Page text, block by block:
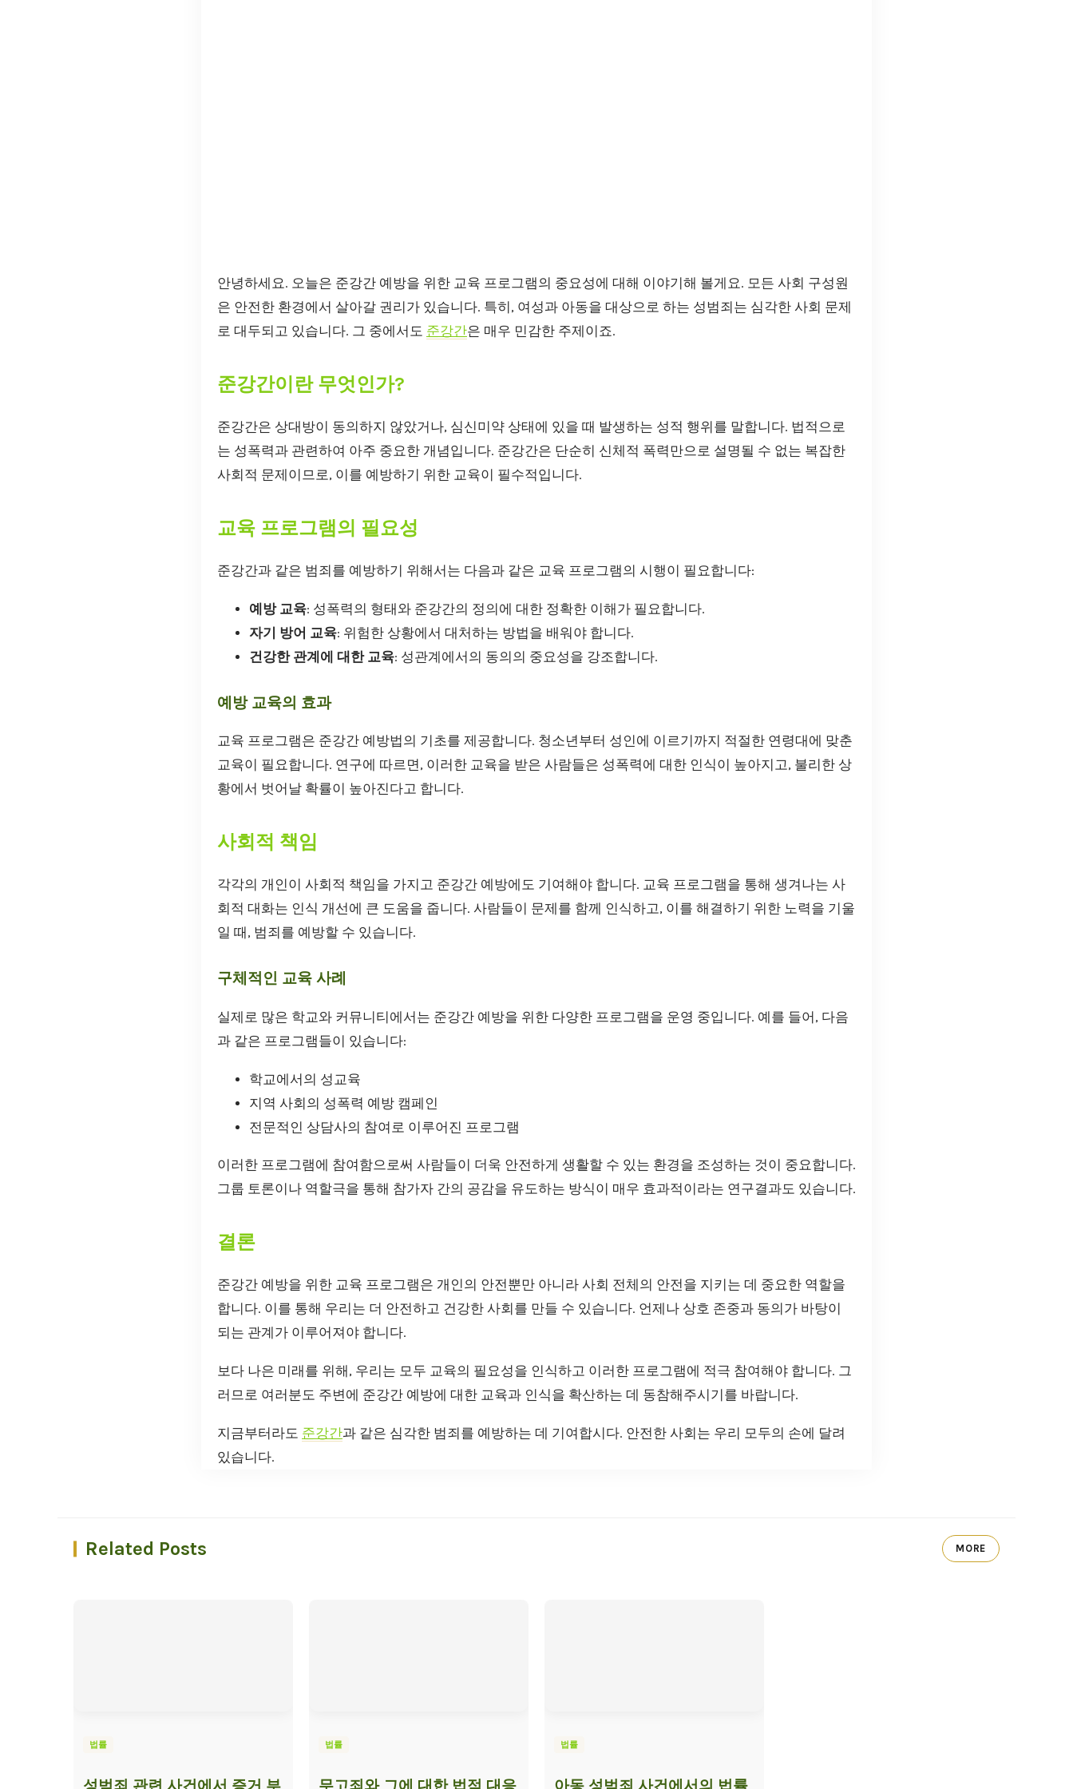
안녕하세요. 오늘은 준강간 예방을 위한 교육 프로그램의 중요성에 대해 이야기해 볼게요. 모든 사회 구성원
은 안전한 환경에서 살아갈 권리가 있습니다. 특히, 여성과 아동을 대상으로 하는 성범죄는 심각한 사회 문제
로 대두되고 있습니다. 그 중에서도 준강간은 매우 민감한 주제이죠.
준강간이란 무엇인가?
준강간은 상대방이 동의하지 않았거나, 심신미약 상태에 있을 때 발생하는 성적 행위를 말합니다. 법적으로
는 성폭력과 관련하여 아주 중요한 개념입니다. 준강간은 단순히 신체적 폭력만으로 설명될 수 없는 복잡한
사회적 문제이므로, 이를 예방하기 위한 교육이 필수적입니다.
교육 프로그램의 필요성
준강간과 같은 범죄를 예방하기 위해서는 다음과 같은 교육 프로그램의 시행이 필요합니다:
예방 교육: 성폭력의 형태와 준강간의 정의에 대한 정확한 이해가 필요합니다.
자기 방어 교육: 위험한 상황에서 대처하는 방법을 배워야 합니다.
건강한 관계에 대한 교육: 성관계에서의 동의의 중요성을 강조합니다.
예방 교육의 효과
교육 프로그램은 준강간 예방법의 기초를 제공합니다. 청소년부터 성인에 이르기까지 적절한 연령대에 맞춘
교육이 필요합니다. 연구에 따르면, 이러한 교육을 받은 사람들은 성폭력에 대한 인식이 높아지고, 불리한 상
황에서 벗어날 확률이 높아진다고 합니다.
사회적 책임
각각의 개인이 사회적 책임을 가지고 준강간 예방에도 기여해야 합니다. 교육 프로그램을 통해 생겨나는 사
회적 대화는 인식 개선에 큰 도움을 줍니다. 사람들이 문제를 함께 인식하고, 이를 해결하기 위한 노력을 기울
일 때, 범죄를 예방할 수 있습니다.
구체적인 교육 사례
실제로 많은 학교와 커뮤니티에서는 준강간 예방을 위한 다양한 프로그램을 운영 중입니다. 예를 들어, 다음
과 같은 프로그램들이 있습니다:
학교에서의 성교육
지역 사회의 성폭력 예방 캠페인
전문적인 상담사의 참여로 이루어진 프로그램
이러한 프로그램에 참여함으로써 사람들이 더욱 안전하게 생활할 수 있는 환경을 조성하는 것이 중요합니다.
그룹 토론이나 역할극을 통해 참가자 간의 공감을 유도하는 방식이 매우 효과적이라는 연구결과도 있습니다.
결론
준강간 예방을 위한 교육 프로그램은 개인의 안전뿐만 아니라 사회 전체의 안전을 지키는 데 중요한 역할을
합니다. 이를 통해 우리는 더 안전하고 건강한 사회를 만들 수 있습니다. 언제나 상호 존중과 동의가 바탕이
되는 관계가 이루어져야 합니다.
보다 나은 미래를 위해, 우리는 모두 교육의 필요성을 인식하고 이러한 프로그램에 적극 참여해야 합니다. 그
러므로 여러분도 주변에 준강간 예방에 대한 교육과 인식을 확산하는 데 동참해주시기를 바랍니다.
지금부터라도 준강간과 같은 심각한 범죄를 예방하는 데 기여합시다. 안전한 사회는 우리 모두의 손에 달려
있습니다.
Related Posts MORE
법률 법률 법률